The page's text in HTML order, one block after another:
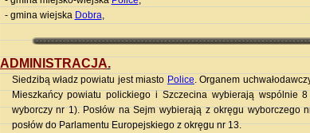
- gmina wiejska Dobra,
ADMINISTRACJA.
Siedzibą władz powiatu jest miasto Police. Organem
Mieszkańcy powiatu polickiego i Szczecina wybierają wspólnie
wyborczynr 1). Posłów na Sejm wybierają z okręgu wyborczego
posłów do Parlamentu Europejskiego z okręgu nr 13.